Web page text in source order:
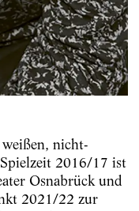
nicht-
2016/17 ist
Osnabrück und
2021/22 zur